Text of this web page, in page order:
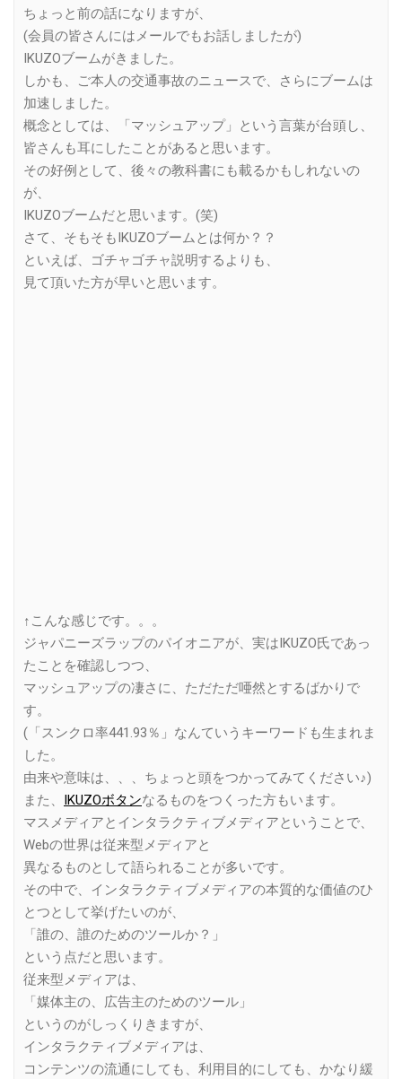
ちょっと前の話になりますが、
(会員の皆さんにはメールでもお話しましたが)
IKUZOブームがきました。
しかも、ご本人の交通事故のニュースで、さらにブームは
加速しました。
概念としては、「マッシュアップ」という言葉が台頭し、
皆さんも耳にしたことがあると思います。
その好例として、後々の教科書にも載るかもしれないの
が、
IKUZOブームだと思います。(笑)
さて、そもそもIKUZOブームとは何か？？
といえば、ゴチャゴチャ説明するよりも、
見て頂いた方が早いと思います。
↑こんな感じです。。。
ジャパニーズラップのパイオニアが、実はIKUZO氏であっ
たことを確認しつつ、
マッシュアップの凄さに、ただただ唖然とするばかりで
す。
(「スンクロ率441.93％」なんていうキーワードも生まれま
した。
由来や意味は、、、ちょっと頭をつかってみてください♪)
また、 IKUZOボタンなるものをつくった方もいます。
マスメディアとインタラクティブメディアということで、
Webの世界は従来型メディアと
異なるものとして語られることが多いです。
その中で、インタラクティブメディアの本質的な価値のひ
とつとして挙げたいのが、
「誰の、誰のためのツールか？」
という点だと思います。
従来型メディアは、
「媒体主の、広告主のためのツール」
というのがしっくりきますが、
インタラクティブメディアは、
コンテンツの流通にしても、利用目的にしても、かなり緩